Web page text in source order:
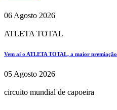
06 Agosto 2026
ATLETA TOTAL
Vem aí o ATLETA TOTAL, a maior
05 Agosto 2026
circuito mundial de capoeira